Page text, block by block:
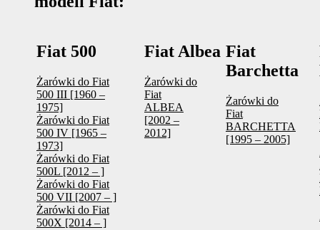
Fiat 500
Żarówki do Fiat
500 III [1960 –
1975]
Żarówki do Fiat
500 IV [1965 –
1973]
Żarówki do Fiat
500L [2012 – ]
Żarówki do Fiat
500 VII [2007 – ]
Żarówki do Fiat
500X [2014 – ]
Fiat Albea
Żarówki do
Fiat
ALBEA
[2002 –
2012]
Fiat
Barchetta
Żarówki do
Fiat
BARCHETTA
[1995 – 2005]